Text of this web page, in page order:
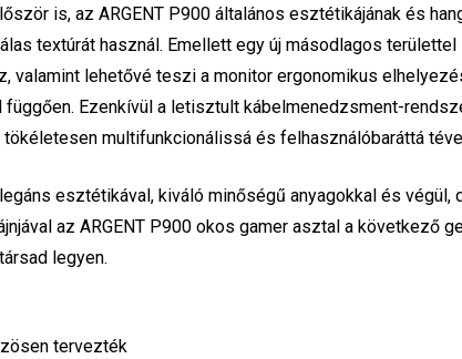
is, az ARGENT P900 általános esztétikájának és
textúrát használ. Emellett egy új másodlagos
valamint lehetővé teszi a monitor ergonomikus
Ezenkívül a letisztult kábelmenedzsment-
tökéletesen multifunkcionálissá és felhasználóbaráttá
esztétikával, kiváló minőségű anyagokkal és végül,
az ARGENT P900 okos gamer asztal a következő
legyen.
tervezték